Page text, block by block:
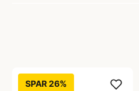
SPAR 26%